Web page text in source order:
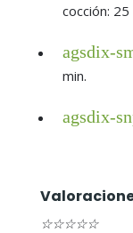
cocción: 25
agsdix-
min.
agsdix-
☆☆☆☆☆